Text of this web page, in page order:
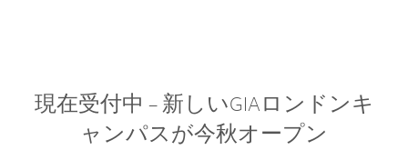
現在受付中 – 新しいGIAロンドンキ
ャンパスが今秋オープン